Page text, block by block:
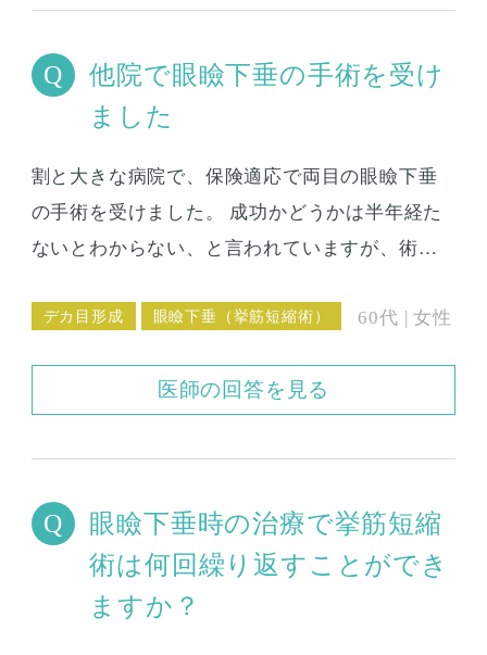
いに切りすぎてしまった目頭切開は簡単に戻せ
るのでしょうか。 手術をするとしたら、すぐに
やっても良いのかということと、ダウンタイム
が長くなるのかということも気になります。 な
んとか、元の目頭に戻らないかと悩んでいま
す。 こんな相談ですみませんがお返事いただけ
ませんでしょうか。
他院で眼瞼下垂の手術を受け
ました
割と大きな病院で、保険適応で両目の眼瞼下垂
の手術を受けました。 成功かどうかは半年経た
ないとわからない、と言われていますが、術後
るまで、左右差がはっきりと出たまま治らなく
談したくありません。 この修正手術というもの
デカ目形成 眼瞼下垂（挙筋短縮術） 60代 | 女性
医師の回答を見る
眼瞼下垂時の治療で挙筋短縮
術は何回繰り返すことができ
ますか？